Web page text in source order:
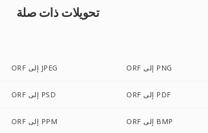
تحويلات ذات صلة
ORF إلى JPEG ORF إلى PNG
ORF إلى PSD ORF إلى PDF
ORF إلى PPM ORF إلى BMP